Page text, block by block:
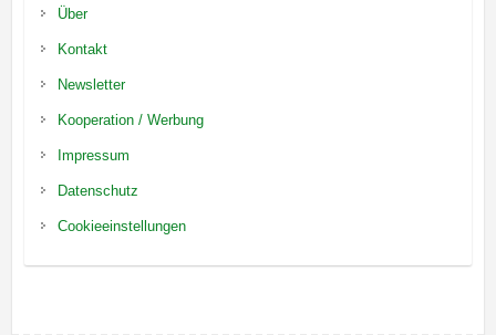
Über
Kontakt
Newsletter
Kooperation / Werbung
Impressum
Datenschutz
Cookieeinstellungen